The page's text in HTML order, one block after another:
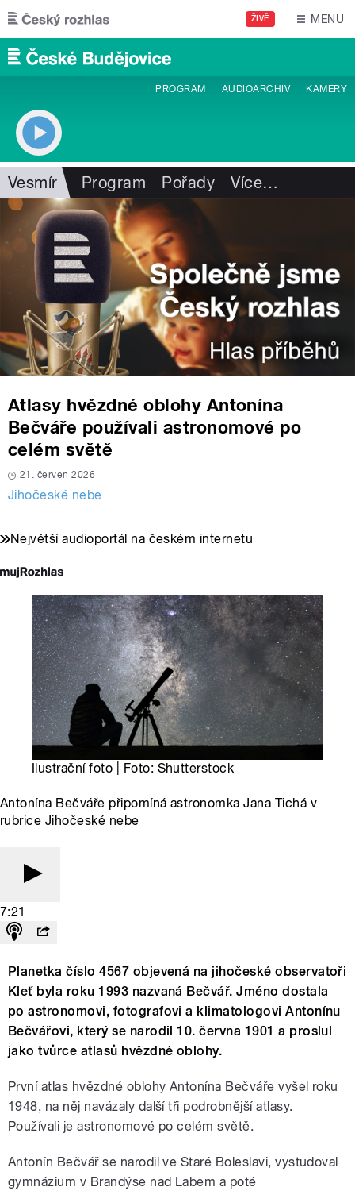
Přejít k hlavnímu obsahu
ŽIVĚ MENU
PROGRAM AUDIOARCHIV KAMERY
Vesmír Program Pořady Více…
Atlasy hvězdné oblohy Antonína
Bečváře používali astronomové po
celém světě
21. červen 2026
Jihočeské nebe
Největší audioportál na českém internetu
Ilustrační foto | Foto: Shutterstock
Antonína Bečváře připomíná astronomka Jana Tichá v
rubrice Jihočeské nebe
7:21
Planetka číslo 4567 objevená na jihočeské observatoři
Kleť byla roku 1993 nazvaná Bečvář. Jméno dostala
po astronomovi, fotografovi a klimatologovi Antonínu
Bečvářovi, který se narodil 10. června 1901 a proslul
jako tvůrce atlasů hvězdné oblohy.
První atlas hvězdné oblohy Antonína Bečváře vyšel roku
1948, na něj navázaly další tři podrobnější atlasy.
Používali je astronomové po celém světě.
Antonín Bečvář se narodil ve Staré Boleslavi, vystudoval
gymnázium v Brandýse nad Labem a poté